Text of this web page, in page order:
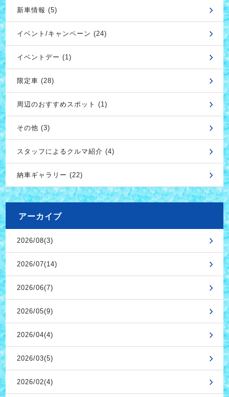
新車情報 (5)
イベント/キャンペーン (24)
イベントデー (1)
限定車 (28)
周辺のおすすめスポット (1)
その他 (3)
スタッフによるクルマ紹介 (4)
納車ギャラリー (22)
アーカイブ
2026/08(3)
2026/07(14)
2026/06(7)
2026/05(9)
2026/04(4)
2026/03(5)
2026/02(4)